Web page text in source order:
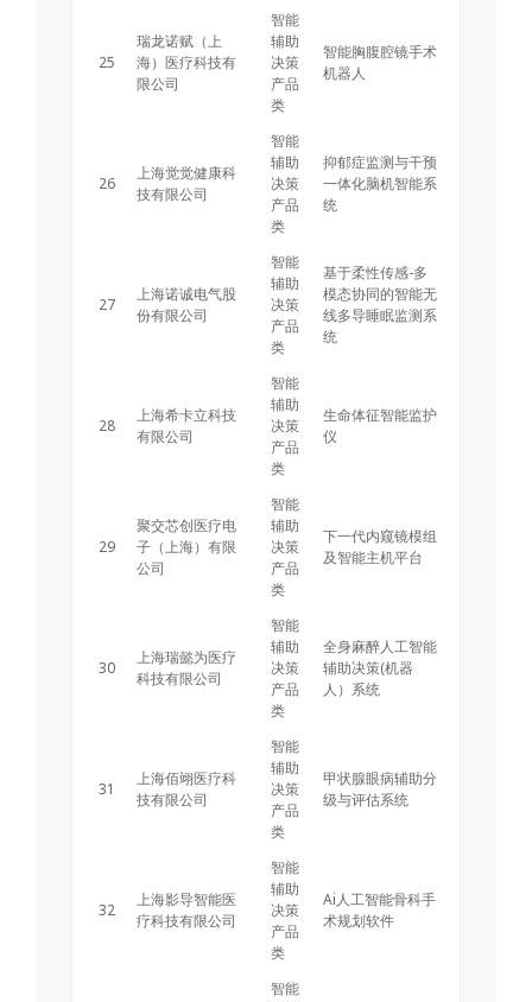
25
瑞龙诺赋（上
海）医疗科技有
限公司
智能
辅助
决策
产品
类
智能胸腹腔镜手术
机器人
26
上海觉觉健康科
技有限公司
智能
辅助
决策
产品
类
抑郁症监测与干预
一体化脑机智能系
统
27
上海诺诚电气股
份有限公司
智能
辅助
决策
产品
类
基于柔性传感-多
模态协同的智能无
线多导睡眠监测系
统
28
上海希卡立科技
有限公司
智能
辅助
决策
产品
类
生命体征智能监护
仪
29
聚交芯创医疗电
子（上海）有限
公司
智能
辅助
决策
产品
类
下一代内窥镜模组
及智能主机平台
30
上海瑞懿为医疗
科技有限公司
智能
辅助
决策
产品
类
全身麻醉人工智能
辅助决策(机器
人）系统
31
上海佰翊医疗科
技有限公司
智能
辅助
决策
产品
类
甲状腺眼病辅助分
级与评估系统
32
上海影导智能医
疗科技有限公司
智能
辅助
决策
产品
类
Ai人工智能骨科手
术规划软件
智能